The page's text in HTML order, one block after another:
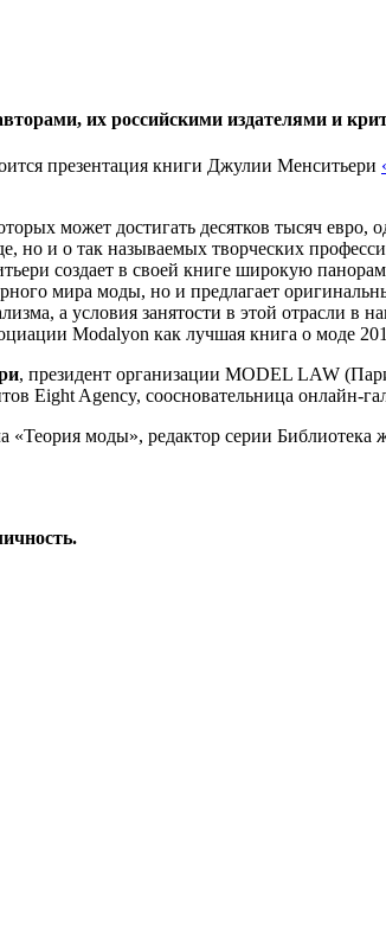
их российскими издателями и
презентация книги Джулии Менситьери
может достигать десятков тысяч
но и о так называемых творческих
создает в своей книге широкую
мира моды, но и предлагает
а условия занятости в этой отрасли
Modalyon как лучшая книга о моде
, президент организации MODEL LAW
Eight Agency, соосновательница онлайн-
«Теория моды», редактор серии